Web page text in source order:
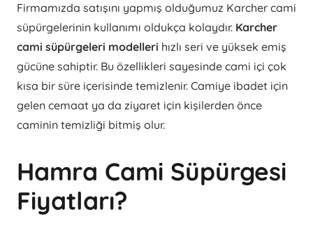
Firmamızda satışını yapmış olduğumuz Karcher cami
süpürgelerinin kullanımı oldukça kolaydır. Karcher
cami süpürgeleri modelleri hızlı seri ve yüksek emiş
gücüne sahiptir. Bu özellikleri sayesinde cami içi çok
kısa bir süre içerisinde temizlenir. Camiye ibadet için
gelen cemaat ya da ziyaret için kişilerden önce
caminin temizliği bitmiş olur.
Hamra Cami Süpürgesi
Fiyatları?